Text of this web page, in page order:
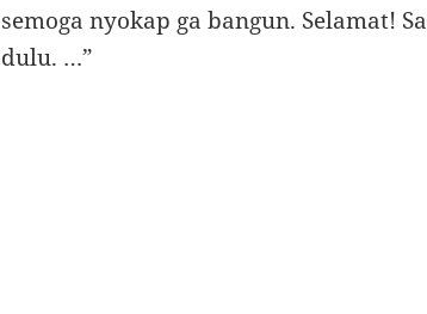
semoga nyokap ga bangun. Selamat!
dulu. …”